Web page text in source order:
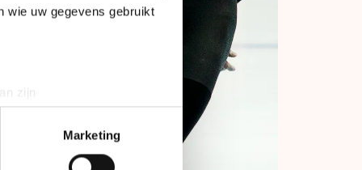
wie uw gegevens gebruikt
zijn
detailgedeeltein. U kunt uw
Marketing